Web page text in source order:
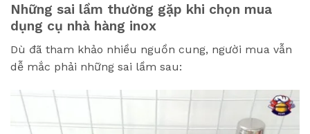
Những sai lầm thường gặp khi chọn mua
dụng cụ nhà hàng inox
Dù đã tham khảo nhiều nguồn cung, người mua vẫn
dễ mắc phải những sai lầm sau: